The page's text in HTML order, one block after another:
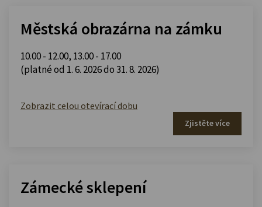
Městská obrazárna na zámku
10.00 - 12.00, 13.00 - 17.00
(platné od 1. 6. 2026 do 31. 8. 2026)
Zobrazit celou otevírací dobu
Zjistěte více
Zámecké sklepení